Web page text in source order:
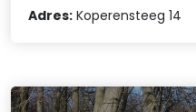
Adres: Koperensteeg 14